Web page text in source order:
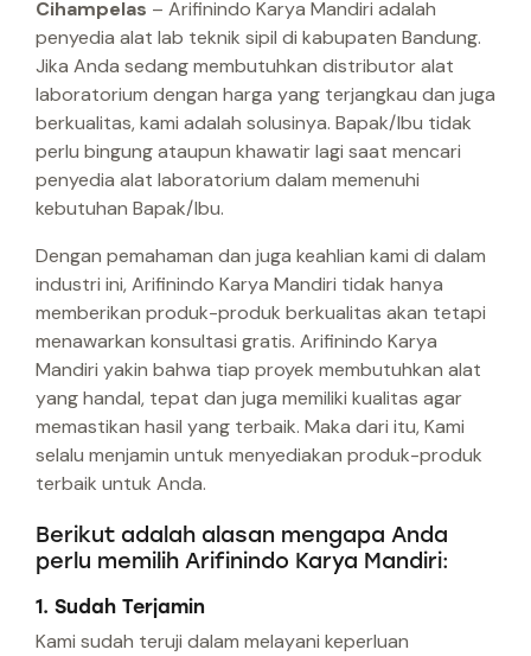
Cihampelas – Arifinindo Karya Mandiri adalah
penyedia alat lab teknik sipil di kabupaten Bandung.
Jika Anda sedang membutuhkan distributor alat
laboratorium dengan harga yang terjangkau dan juga
berkualitas, kami adalah solusinya. Bapak/Ibu tidak
perlu bingung ataupun khawatir lagi saat mencari
penyedia alat laboratorium dalam memenuhi
kebutuhan Bapak/Ibu.
Dengan pemahaman dan juga keahlian kami di dalam
industri ini, Arifinindo Karya Mandiri tidak hanya
memberikan produk-produk berkualitas akan tetapi
menawarkan konsultasi gratis. Arifinindo Karya
Mandiri yakin bahwa tiap proyek membutuhkan alat
yang handal, tepat dan juga memiliki kualitas agar
memastikan hasil yang terbaik. Maka dari itu, Kami
selalu menjamin untuk menyediakan produk-produk
terbaik untuk Anda.
Berikut adalah alasan mengapa Anda
perlu memilih Arifinindo Karya Mandiri:
1. Sudah Terjamin
Kami sudah teruji dalam melayani keperluan